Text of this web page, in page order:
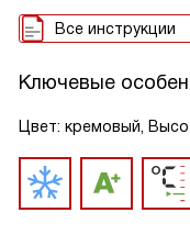
Все инструкции
Ключевые
Цвет: кремовый,